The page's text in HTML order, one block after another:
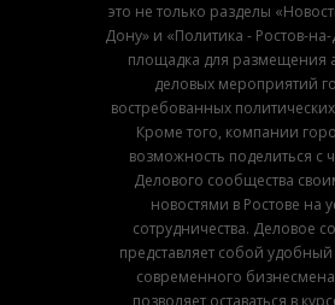
это не только разделы
Дону» и «Политика - Ростов-
площадка для размещения
деловых мероприятий
востребованных
Кроме того, компании
возможность поделиться с
Делового сообщества
новостями в Ростове на
сотрудничества. Деловое
представляет собой
современного